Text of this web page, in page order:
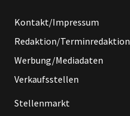
Kontakt/Impressum
Redaktion/Terminredaktion
Werbung/Mediadaten
Verkaufsstellen
Stellenmarkt